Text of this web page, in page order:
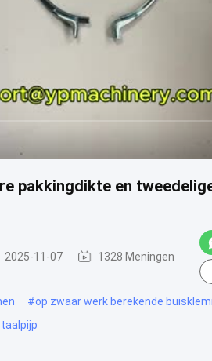
pakkingdikte en
2025-11-07 1328 Meningen
#op zwaar werk berekende